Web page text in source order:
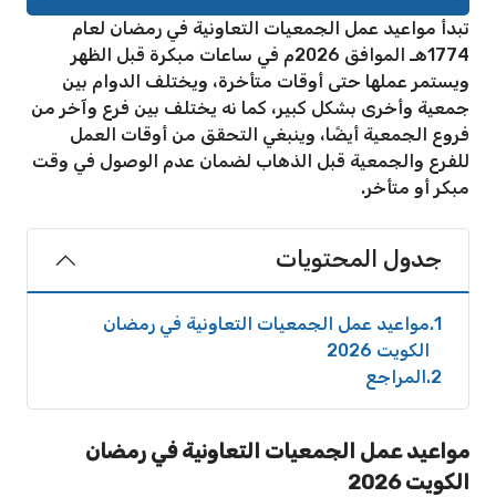
تبدأ مواعيد عمل الجمعيات التعاونية في رمضان لعام
1774هـ الموافق 2026م في ساعات مبكرة قبل الظهر
ويستمر عملها حتى أوقات متأخرة، ويختلف الدوام بين
جمعية وأخرى بشكل كبير، كما نه يختلف بين فرع وآخر من
فروع الجمعية أيضًا، وينبغي التحقق من أوقات العمل
للفرع والجمعية قبل الذهاب لضمان عدم الوصول في وقت
مبكر أو متأخر.
جدول المحتويات
1 مواعيد عمل الجمعيات التعاونية في رمضان
الكويت 2026
2 المراجع
مواعيد عمل الجمعيات التعاونية في رمضان
الكويت 2026